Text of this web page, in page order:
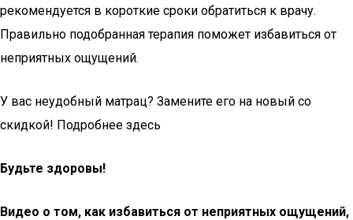
рекомендуется в короткие сроки обратиться к врачу.
Правильно подобранная терапия поможет избавиться от
неприятных ощущений.
У вас неудобный матрац? Замените его на новый со
скидкой! Подробнее здесь
Будьте здоровы!
Видео о том, как избавиться от неприятных ощущений,